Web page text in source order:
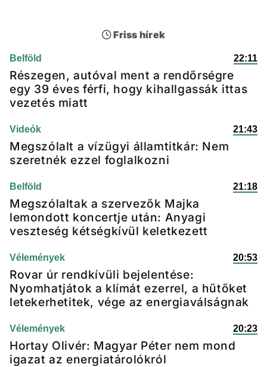
Friss hírek
Belföld 22:11
Részegen, autóval ment a rendőrségre
egy 39 éves férfi, hogy kihallgassák ittas
vezetés miatt
Videók 21:43
Megszólalt a vízügyi államtitkár: Nem
szeretnék ezzel foglalkozni
Belföld 21:18
Megszólaltak a szervezők Majka
lemondott koncertje után: Anyagi
veszteség kétségkívül keletkezett
Vélemények 20:53
Rovar úr rendkívüli bejelentése:
Nyomhatjátok a klímát ezerrel, a hűtőket
letekerhetitek, vége az energiaválságnak
Vélemények 20:23
Hortay Olivér: Magyar Péter nem mond
igazat az energiatárolókról